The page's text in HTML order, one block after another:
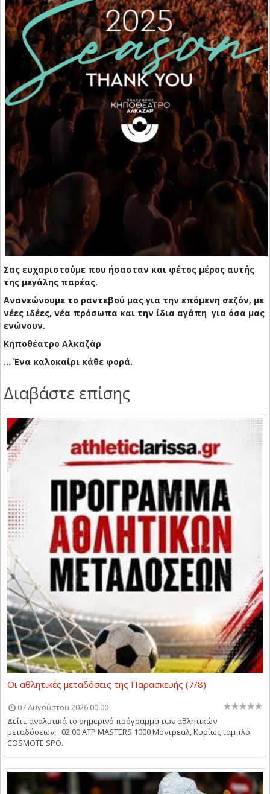
Σας ευχαριστούμε που ήσασταν και φέτος μέρος αυτής
της μεγάλης παρέας.
Ανανεώνουμε το ραντεβού μας για την επόμενη σεζόν, με
νέες ιδέες, νέα πρόσωπα και την ίδια αγάπη για όσα μας
ενώνουν.
Κηποθέατρο Αλκαζάρ
... Ένα καλοκαίρι κάθε φορά.
Διαβάστε επίσης
Οι αθλητικές μεταδόσεις της Παρασκευής (7/8)
07 Αυγούστου 2026 00:00
Δείτε αναλυτικά το σημερινό πρόγραμμα των αθλητικών
μεταδόσεων: 02:00 ATP MASTERS 1000 Μόντρεαλ, Κυρίως ταμπλό
COSMOTE SPO...